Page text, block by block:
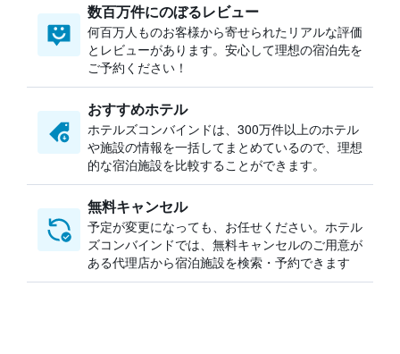
数百万件にのぼるレビュー
何百万人ものお客様から寄せられたリアルな評価
とレビューがあります。安心して理想の宿泊先を
ご予約ください！
おすすめホテル
ホテルズコンバインドは、300万件以上のホテル
や施設の情報を一括してまとめているので、理想
的な宿泊施設を比較することができます。
無料キャンセル
予定が変更になっても、お任せください。ホテル
ズコンバインドでは、無料キャンセルのご用意が
ある代理店から宿泊施設を検索・予約できます